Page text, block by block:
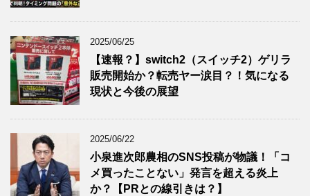
2025/06/25
【速報？】switch2（スイッチ2）ゲリラ
販売開始か？転売ヤー涙目？！気になる
現状と今後の展望
2025/06/22
小泉進次郎農相のSNS投稿が物議！「コ
メ買ったことない」発言を超える炎上
か？【PRとの線引きは？】